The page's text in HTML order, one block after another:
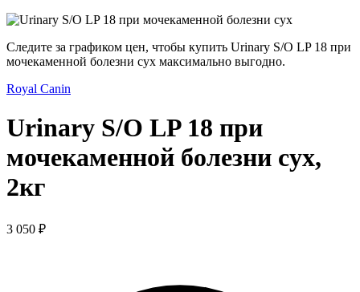
Следите за графиком цен, чтобы купить Urinary S/O LP 18 при
мочекаменной болезни сух максимально выгодно.
Royal Canin
Urinary S/O LP 18 при
мочекаменной болезни сух,
2кг
3 050 ₽